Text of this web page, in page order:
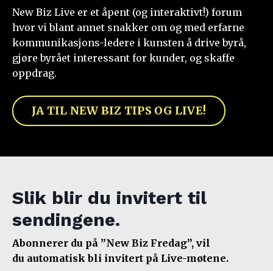
New Biz Live er et åpent (og interaktivt!) forum
hvor vi blant annet snakker om og med erfarne
kommunikasjons-ledere i kunsten å drive byrå,
gjøre byrået interessant for kunder, og skaffe
oppdrag.
JA TIL NEW BIZ TIPS OG LIVE!
Slik blir du invitert til
sendingene.
Abonnerer du på ”New Biz Fredag”, vil
du automatisk bli invitert på Live-møtene.